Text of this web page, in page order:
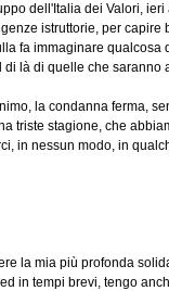
dell'Italia dei Valori, ieri
istruttorie, per capire
fa immaginare qualcosa
là di quelle che saranno
la condanna ferma,
triste stagione, che
in nessun modo, in
la mia più profonda
in tempi brevi, tengo